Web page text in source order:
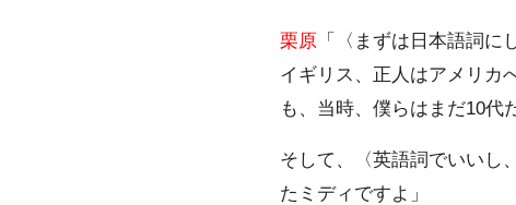
栗原 「〈まずは日本語詞
イギリス、正人はアメリカ
も、当時、僕らはまだ10代
そして、〈英語詞でいいし
たミディですよ」